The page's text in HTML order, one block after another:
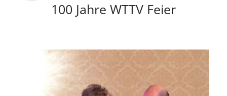
100 Jahre WTTV Feier